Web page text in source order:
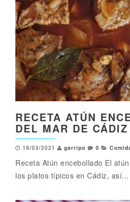
RECETA ATÚN
DEL MAR DE
18/03/2021 garripo 0
Receta Atún encebollado El
los platos típicos en Cádiz, así...